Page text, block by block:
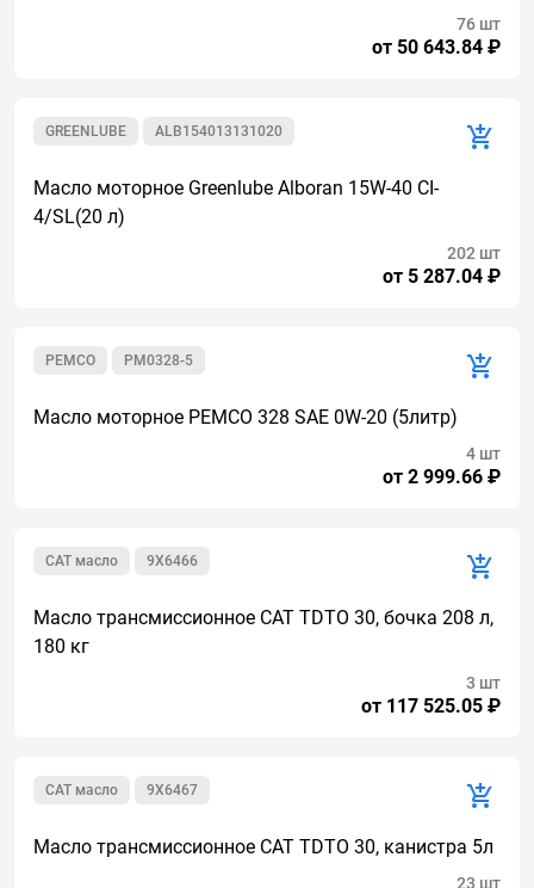
от 50 643.84 ₽
76 шт
ALB154013131020
GREENLUBE
Масло моторное Greenlube Alboran 15W-40 CI-
4/SL(20 л)
от 5 287.04 ₽
202 шт
PM0328-5
PEMCO
Масло моторное PEMCO 328 SAE 0W-20 (5литр)
от 2 999.66 ₽
4 шт
9X6466
CAT масло
Масло трансмиссионное CAT TDTO 30, бочка 208 л,
180 кг
от 117 525.05 ₽
3 шт
9X6467
CAT масло
Масло трансмиссионное CAT TDTO 30, канистра 5л
23 шт